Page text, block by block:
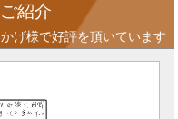
紹介
げ様で好評を頂いています